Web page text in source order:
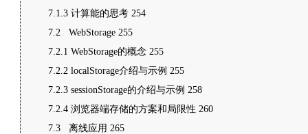
7.1.3 计算能的思考 254
7.2 WebStorage 255
7.2.1 WebStorage的概念 255
7.2.2 localStorage介绍与示例 255
7.2.3 sessionStorage的介绍与示例 258
7.2.4 浏览器端存储的方案和局限性 260
7.3 离线应用 265